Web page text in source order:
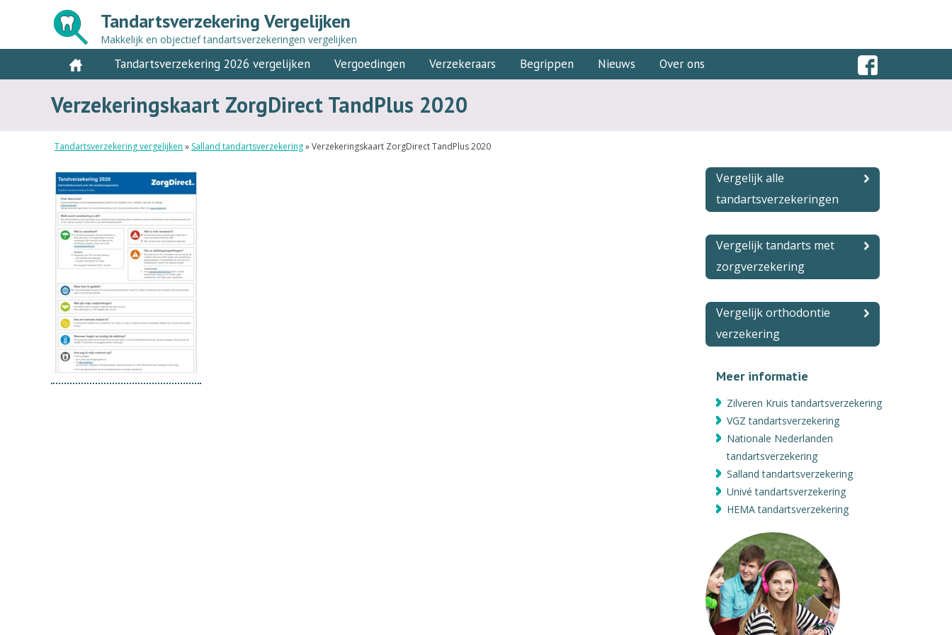
Tandartsverzekering Vergelijken
Makkelijk en objectief tandartsverzekeringen vergelijken
Tandartsverzekering 2026 vergelijken Vergoedingen Verzekeraars Begrippen Nieuws Over ons
Verzekeringskaart ZorgDirect TandPlus 2020
Tandartsverzekering vergelijken » Salland tandartsverzekering»Verzekeringskaart ZorgDirect TandPlus 2020
Vergelijk alle
tandartsverzekeringen
Vergelijk tandarts met
zorgverzekering
Vergelijk orthodontie
verzekering
Meer informatie
Zilveren Kruis tandartsverzekering
VGZ tandartsverzekering
Nationale Nederlanden
tandartsverzekering
Salland tandartsverzekering
Univé tandartsverzekering
HEMA tandartsverzekering